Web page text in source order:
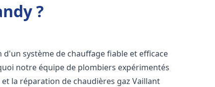
?
système de chauffage fiable et efficace
notre équipe de plombiers expérimentés
la réparation de chaudières gaz Vaillant